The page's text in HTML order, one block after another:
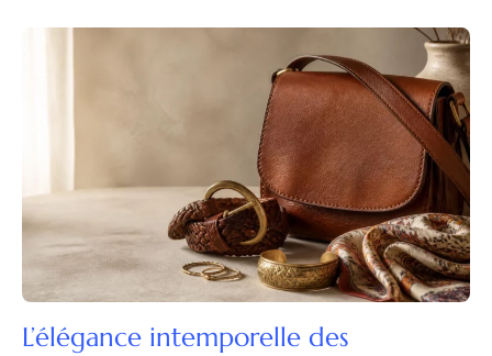
L’élégance intemporelle des